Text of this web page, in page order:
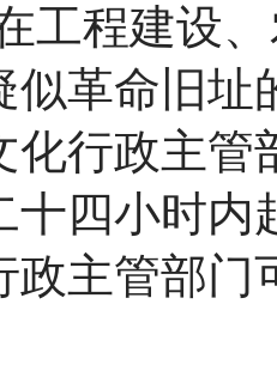
工程建设
似革命旧址
化行政主管
十四小时
政主管部